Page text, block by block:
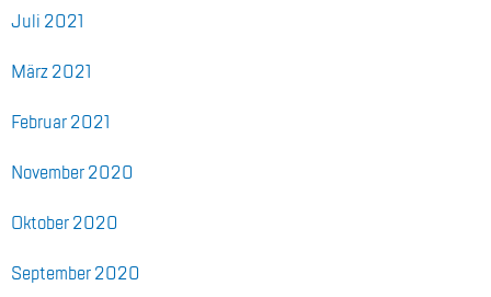
Juli 2021
März 2021
Fe­bru­ar 2021
No­vem­ber 2020
Ok­to­ber 2020
Sep­tem­ber 2020